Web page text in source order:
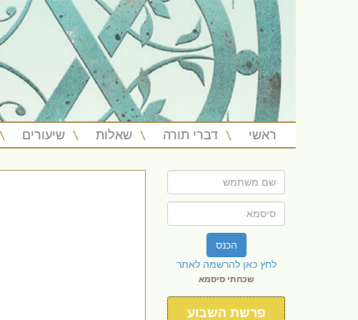
ראשי דברי תורה שאלות שיעורים
הכנס
לחץ כאן להרשמה לאתר
שכחתי סיסמא
פרשת השבוע